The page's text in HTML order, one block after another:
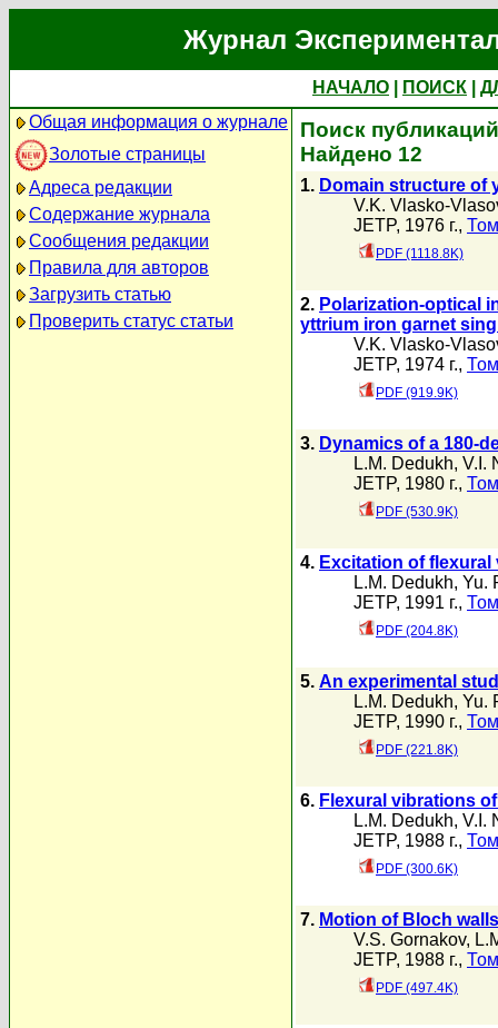
Журнал
НАЧАЛО ПОИСК
Общая информация о журнале
Золотые страницы
Адреса редакции
Содержание журнала
Сообщения редакции
Правила для авторов
Загрузить статью
Проверить статус статьи
Поиск
Найдено 12
1. Domain structure of
V.K. Vlasko-
JETP, 1976 г.,
PDF (1118.8K)
2. Polarization-optical
yttrium iron garnet
V.K. Vlasko-
JETP, 1974 г.,
PDF (919.9K)
3. Dynamics of a 180-
L.M. Dedukh, V.I.
JETP, 1980 г.,
PDF (530.9K)
4. Excitation of
L.M. Dedukh, Yu.
JETP, 1991 г.,
PDF (204.8K)
5. An experimental
L.M. Dedukh, Yu.
JETP, 1990 г.,
PDF (221.8K)
6. Flexural vibrations
L.M. Dedukh, V.I.
JETP, 1988 г.,
PDF (300.6K)
7. Motion of Bloch
V.S. Gornakov,
JETP, 1988 г.,
PDF (497.4K)